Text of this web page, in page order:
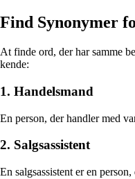
Find Synonymer
At finde ord, der har samme
kende:
1. Handelsmand
En person, der handler med
2. Salgsassistent
En salgsassistent er en